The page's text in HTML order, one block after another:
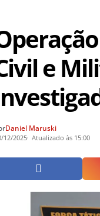
e
Daniel Maruski
12/2025 Atualizado às 15:00